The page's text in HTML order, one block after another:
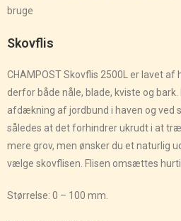
bruge
Skovflis
CHAMPOST Skovflis 2500L er lavet
derfor både nåle, blade, kviste og bark.
afdækning af jordbund i haven og ved
således at det forhindrer ukrudt i at
mere grov, men ønsker du et naturlig
vælge skovflisen. Flisen omsættes
Størrelse: 0 – 100 mm.